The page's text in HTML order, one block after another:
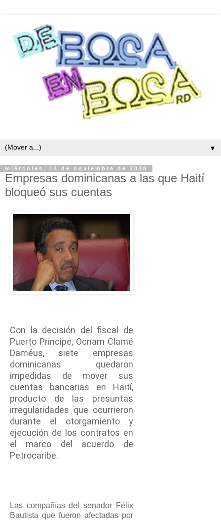
▼
miércoles, 14 de noviembre de 2018
Empresas dominicanas a las que Haití
bloqueó sus cuentas
Con la decisión del fiscal de
Puerto Príncipe, Ocnam Clamé
Daméus, siete empresas
dominicanas quedaron
impedidas de mover sus
cuentas bancarias en Haití,
producto de las presuntas
irregularidades que ocurrieron
durante el otorgamiento y
ejecución de los contratos en
el marco del acuerdo de
Petrocaribe.
Las compañías del senador Félix
Bautista que fueron afectadas por